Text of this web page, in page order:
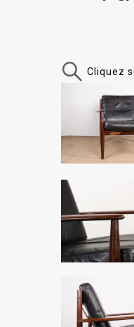
Cliquez